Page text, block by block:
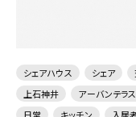
シェアハウス シェア
上石神井
アーバンテラ